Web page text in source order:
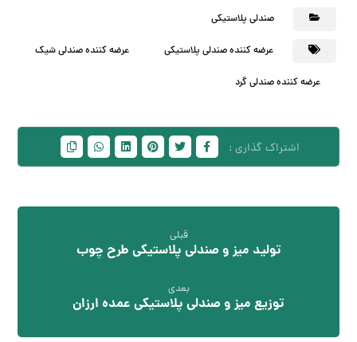
صندلی پلاستیکی
عرضه کننده صندلی پلاستیکی عرضه کننده صندلی شیک
عرضه کننده صندلی گرد
قبلی
تولید میز و صندلی پلاستیکی طرح چوب
بعدی
توزیع میز و صندلی پلاستیکی عمده ارزان